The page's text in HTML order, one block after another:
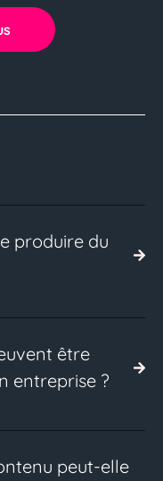
produire du
être
entreprise ?
peut-elle